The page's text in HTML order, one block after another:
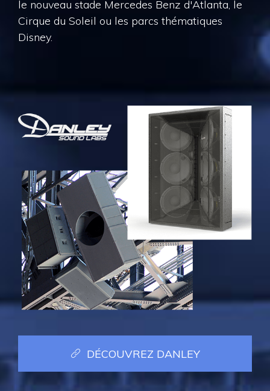
le nouveau stade Mercedes Benz d'Atlanta, le
Cirque du Soleil ou les parcs thématiques
Disney.
DÉCOUVREZ DANLEY